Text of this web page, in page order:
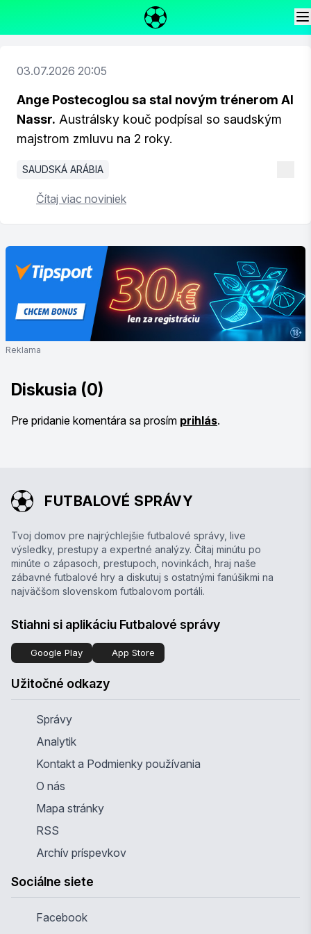
03.07.2026 20:05
Ange Postecoglou sa stal novým trénerom Al
Nassr. Austrálsky kouč podpísal so saudským
majstrom zmluvu na 2 roky.
SAUDSKÁ ARÁBIA
Čítaj viac noviniek
Reklama
Diskusia (0)
Pre pridanie komentára sa prosím prihlás.
FUTBALOVÉ SPRÁVY
Tvoj domov pre najrýchlejšie futbalové správy, live
výsledky, prestupy a expertné analýzy. Čítaj minútu po
minúte o zápasoch, prestupoch, novinkách, hraj naše
zábavné futbalové hry a diskutuj s ostatnými fanúšikmi na
najväčšom slovenskom futbalovom portáli.
Stiahni si aplikáciu Futbalové správy
Google Play App Store
Užitočné odkazy
Správy
Analytik
Kontakt a Podmienky používania
O nás
Mapa stránky
RSS
Archív príspevkov
Sociálne siete
Facebook